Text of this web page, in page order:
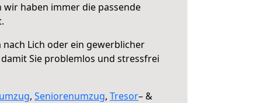
wir haben immer die passende
nach Lich oder ein gewerblicher
damit Sie problemlos und stressfrei
, Seniorenumzug, Tresor– &